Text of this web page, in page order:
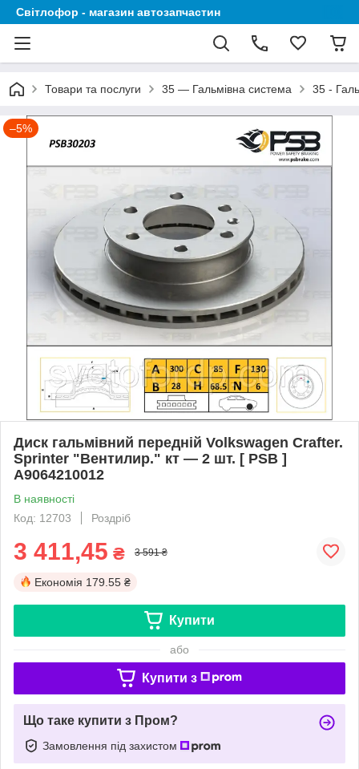
Світлофор - магазин автозапчастин
Товари та послуги 35 — Гальмівна система 35 -
–5%
Диск гальмівний передній Volkswagen Crafter.
Sprinter "Вентилир." кт — 2 шт. [ PSB ]
A9064210012
В наявності
Код: 12703
Роздріб
3 411,45 ₴ 3 591 ₴
Економія 179.55 ₴
Купити
або
Купити з
Що таке купити з Пром?
Замовлення під захистом